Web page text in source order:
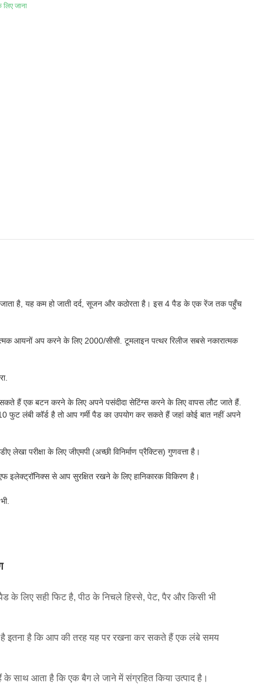
जाना
है, यह कम हो जाती दर्द, सूजन और कठोरता है। इस 4 पैड के एक रेंज तक पहुँच
आयनों अप करने के लिए 2000/सीसी. टूमलाइन पत्थर रिलीज सबसे नकारात्मक
हैं एक बटन करने के लिए अपने पसंदीदा सेटिंग्स करने के लिए वापस लौट जाते हैं.
लंबी कॉर्ड है तो आप गर्मी पैड का उपयोग कर सकते हैं जहां कोई बात नहीं अपने
परीक्षा के लिए जीएमपी (अच्छी विनिर्माण प्रैक्टिस) गुणवत्ता है।
इलेक्ट्रॉनिक्स से आप सुरक्षित रखने के लिए हानिकारक विकिरण है।
के लिए सही फिट है, पीठ के निचले हिस्से, पेट, पैर और किसी भी
इतना है कि आप की तरह यह पर रखना कर सकते हैं एक लंबे समय
आता है कि एक बैग ले जाने में संग्रहित किया उत्पाद है।